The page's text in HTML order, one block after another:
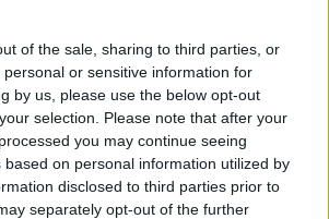
of the sale, sharing to third parties, or
or sensitive information for
by us, please use the below opt-out
selection. Please note that after your
you may continue seeing
based on personal information utilized by
disclosed to third parties prior to
separately opt-out of the further
åt
kartläggning från
försäkringsbolag